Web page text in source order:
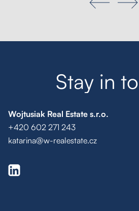
Stay in to
Wojtusiak Real Estate s.r.o.
+420 602 271 243
katarina@w-realestate.cz